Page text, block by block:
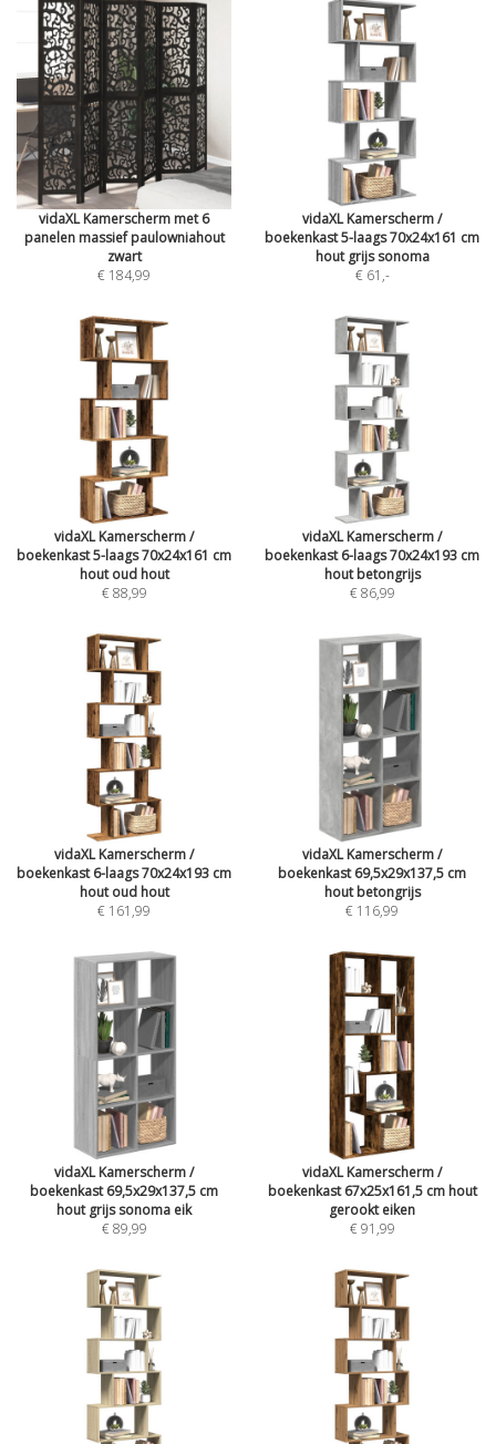
vidaXL Kamerscherm met 6
panelen massief paulowniahout
zwart
€ 184,99
vidaXL Kamerscherm /
boekenkast 5-laags 70x24x161 cm
hout grijs sonoma
€ 61 ,-
vidaXL Kamerscherm /
boekenkast 5-laags 70x24x161 cm
hout oud hout
€ 88,99
vidaXL Kamerscherm /
boekenkast 6-laags 70x24x193 cm
hout betongrijs
€ 86,99
vidaXL Kamerscherm /
boekenkast 6-laags 70x24x193 cm
hout oud hout
€ 161,99
vidaXL Kamerscherm /
boekenkast 69,5x29x137,5 cm
hout betongrijs
€ 116,99
vidaXL Kamerscherm /
boekenkast 69,5x29x137,5 cm
hout grijs sonoma eik
€ 89,99
vidaXL Kamerscherm /
boekenkast 67x25x161,5 cm hout
gerookt eiken
€ 91,99